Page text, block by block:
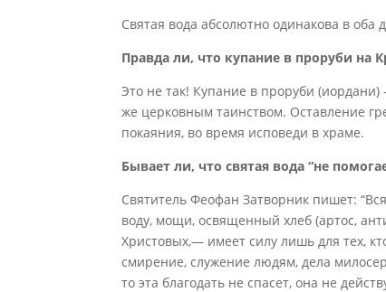
Святая вода абсолютно одинакова в
Правда ли, что купание в проруби на
Это не так! Купание в проруби
же церковным таинством. Оставление
покаяния, во время исповеди в храме.
Бывает ли, что святая вода “не
Святитель Феофан Затворник пишет:
воду, мощи, освященный хлеб (артос,
Христовых,— имеет силу лишь для тех,
смирение, служение людям, дела
то эта благодать не спасет, она не